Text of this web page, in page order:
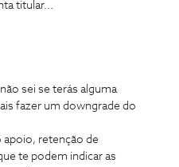
titular...
sei se terás alguma
fazer um downgrade do
apoio, retenção de
te podem indicar as